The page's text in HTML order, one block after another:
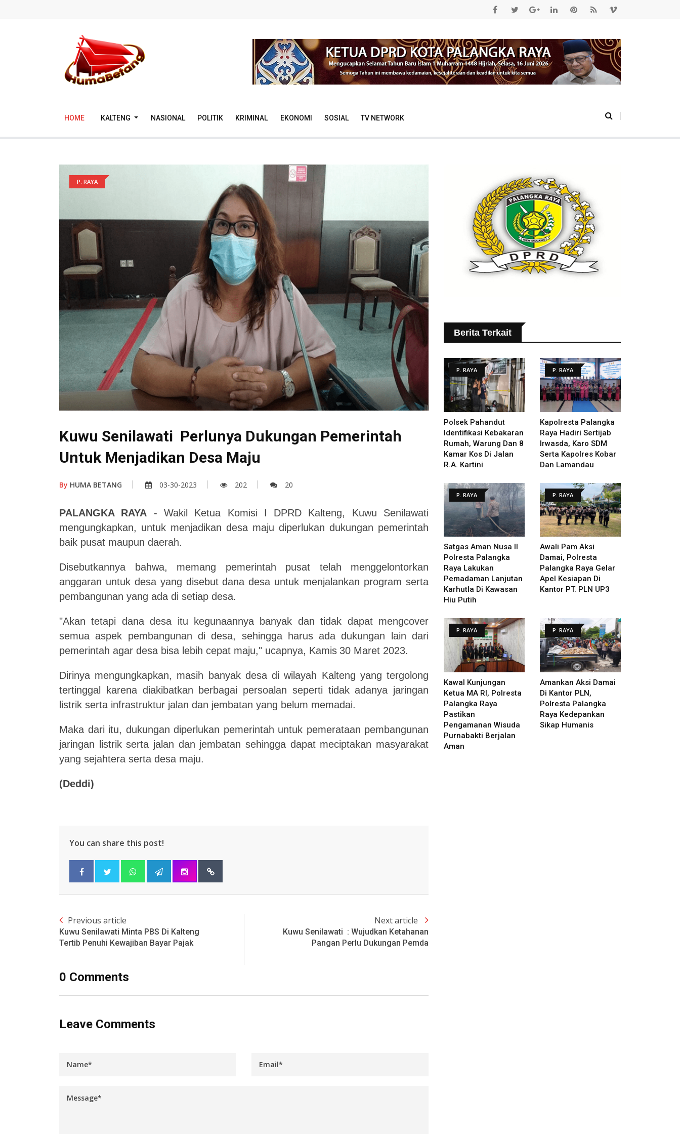
HOME KALTENG NASIONAL POLITIK KRIMINAL EKONOMI SOSIAL TV NETWORK
P. RAYA
Kuwu Senilawati Perlunya Dukungan Pemerintah
Untuk Menjadikan Desa Maju
By HUMA BETANG 03-30-2023 202 20
PALANGKA RAYA - Wakil Ketua Komisi I DPRD Kalteng, Kuwu Senilawati
mengungkapkan, untuk menjadikan desa maju diperlukan dukungan pemerintah
baik pusat maupun daerah.
Disebutkannya bahwa, memang pemerintah pusat telah menggelontorkan
anggaran untuk desa yang disebut dana desa untuk menjalankan program serta
pembangunan yang ada di setiap desa.
"Akan tetapi dana desa itu kegunaannya banyak dan tidak dapat mengcover
semua aspek pembangunan di desa, sehingga
harus ada dukungan lain dari
pemerintah agar desa bisa lebih cepat maju," ucapnya, Kamis 30 Maret 2023.
Dirinya mengungkapkan, masih banyak desa di wilayah Kalteng yang tergolong
tertinggal karena diakibatkan berbagai persoalan seperti tidak adanya jaringan
listrik serta infrastruktur jalan dan jembatan yang belum memadai.
Maka dari itu, dukungan diperlukan pemerintah untuk pemerataan pembangunan
jaringan listrik serta jalan dan jembatan sehingga dapat meciptakan masyarakat
yang sejahtera serta desa maju.
(Deddi)
You can share this post!
Previous article
Kuwu Senilawati Minta PBS Di Kalteng
Tertib Penuhi Kewajiban Bayar Pajak
Next article
Kuwu Senilawati : Wujudkan Ketahanan
Pangan Perlu Dukungan Pemda
0 Comments
Leave Comments
Berita Terkait
P. RAYA
Polsek Pahandut
Identifikasi Kebakaran
Rumah, Warung Dan 8
Kamar Kos Di Jalan
R.A. Kartini
P. RAYA
Kapolresta Palangka
Raya Hadiri Sertijab
Irwasda, Karo SDM
Serta Kapolres Kobar
Dan Lamandau
P. RAYA
Satgas Aman Nusa II
Polresta Palangka
Raya Lakukan
Pemadaman Lanjutan
Karhutla Di Kawasan
Hiu Putih
P. RAYA
Awali Pam Aksi
Damai, Polresta
Palangka Raya Gelar
Apel Kesiapan Di
Kantor PT. PLN UP3
P. RAYA
Kawal Kunjungan
Ketua MA RI, Polresta
Palangka Raya
Pastikan
Pengamanan Wisuda
Purnabakti Berjalan
Aman
P. RAYA
Amankan Aksi Damai
Di Kantor PLN,
Polresta Palangka
Raya Kedepankan
Sikap Humanis